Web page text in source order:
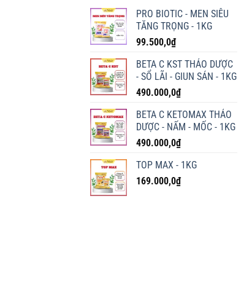
PRO BIOTIC - MEN SIÊU
TĂNG TRỌNG - 1KG
99.500,0₫
BETA C KST THẢO DƯỢC
- SỔ LÃI - GIUN SÁN - 1KG
490.000,0₫
BETA C KETOMAX THẢO
DƯỢC - NẤM - MỐC - 1KG
490.000,0₫
TOP MAX - 1KG
169.000,0₫